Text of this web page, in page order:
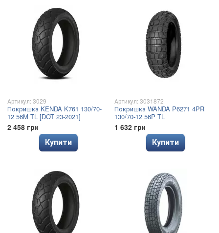
Артикул: 3029
Покришка KENDA K761 130/70-
12 56M TL [DOT 23-2021]
2 458 грн
Купити
Артикул: 3031872
Покришка WANDA P6271 4PR
130/70-12 56P TL
1 632 грн
Купити